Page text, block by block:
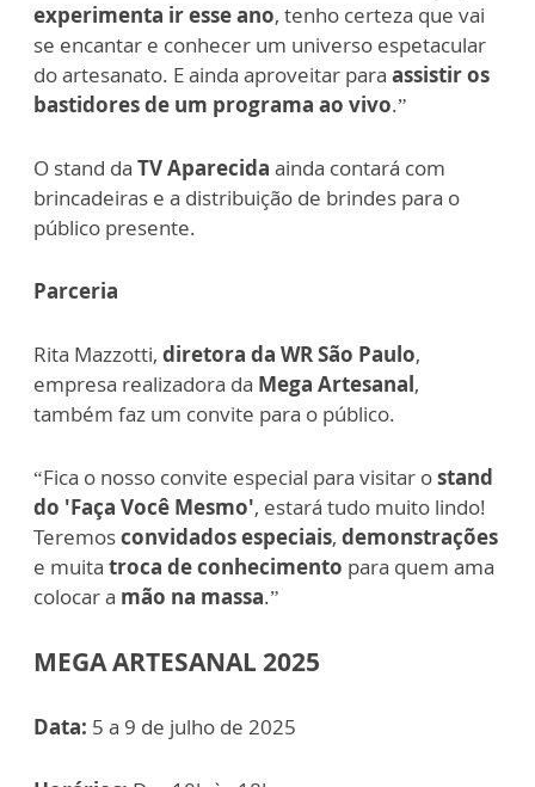
experimenta ir esse ano, tenho certeza que vai
se encantar e conhecer um universo espetacular
do artesanato. E ainda aproveitar para assistir os
bastidores de um programa ao vivo.”
O stand da TV Aparecida ainda contará com
brincadeiras e a distribuição de brindes para o
público presente.
Parceria
Rita Mazzotti, diretora da WR São Paulo,
empresa realizadora da Mega Artesanal,
também faz um convite para o público.
“Fica o nosso convite especial para visitar ostand
do 'Faça Você Mesmo', estará tudo muito lindo!
Teremosconvidados especiais, demonstrações
e muita troca de conhecimento para quem ama
colocar a mão na massa.”
MEGA ARTESANAL 2025
Data: 5 a 9 de julho de 2025